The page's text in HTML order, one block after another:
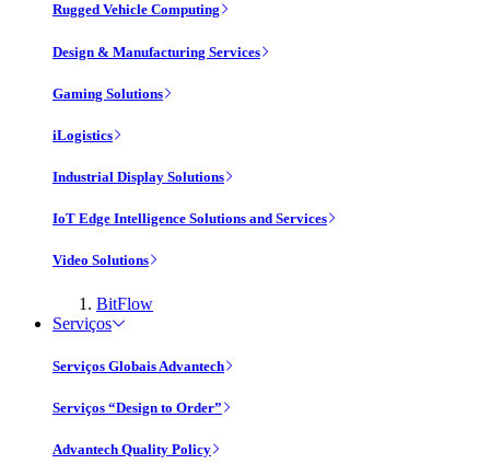
Rugged Vehicle Computing
Design & Manufacturing Services
Gaming Solutions
iLogistics
Industrial Display Solutions
IoT Edge Intelligence Solutions and Services
Video Solutions
BitFlow
Serviços
Serviços Globais Advantech
Serviços “Design to Order”
Advantech Quality Policy